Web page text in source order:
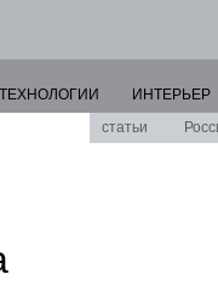
ТЕХНОЛОГИИ ИНТЕРЬЕР
статьи